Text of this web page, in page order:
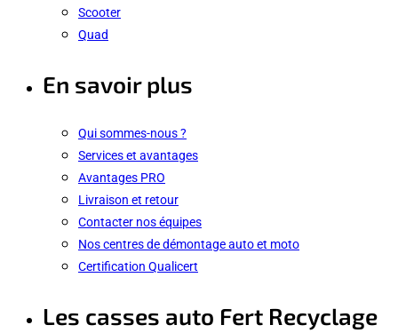
Scooter
Quad
En savoir plus
Qui sommes-nous ?
Services et avantages
Avantages PRO
Livraison et retour
Contacter nos équipes
Nos centres de démontage auto et moto
Certification Qualicert
Les casses auto Fert Recyclage